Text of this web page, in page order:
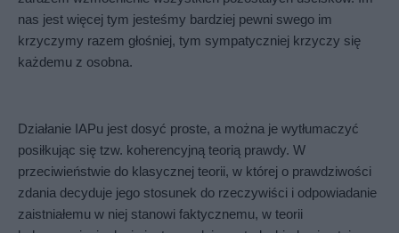
nas jest więcej tym jesteśmy bardziej pewni swego im
krzyczymy razem głośniej, tym sympatyczniej krzyczy się
każdemu z osobna.
Działanie IAPu jest dosyć proste, a można je wytłumaczyć
posiłkując się tzw. koherencyjną teorią prawdy. W
przeciwieństwie do klasycznej teorii, w której o prawdziwości
zdania decyduje jego stosunek do rzeczywiści i odpowiadanie
zaistniałemu w niej stanowi faktycznemu, w teorii